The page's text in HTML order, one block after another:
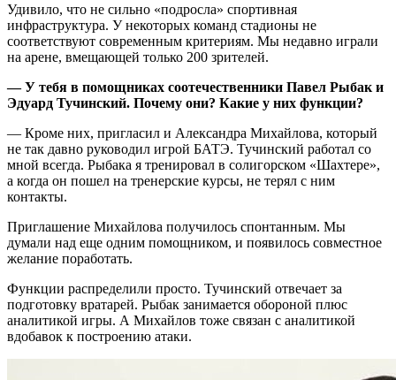
Удивило, что не сильно «подросла» спортивная
инфраструктура. У некоторых команд стадионы не
соответствуют современным критериям. Мы недавно играли
на арене, вмещающей только 200 зрителей.
— У тебя в помощниках соотечественники Павел Рыбак и
Эдуард Тучинский. Почему они? Какие у них функции?
— Кроме них, пригласил и Александра Михайлова, который
не так давно руководил игрой БАТЭ. Тучинский работал со
мной всегда. Рыбака я тренировал в солигорском «Шахтере»,
а когда он пошел на тренерские курсы, не терял с ним
контакты.
Приглашение Михайлова получилось спонтанным. Мы
думали над еще одним помощником, и появилось совместное
желание поработать.
Функции распределили просто. Тучинский отвечает за
подготовку вратарей. Рыбак занимается обороной плюс
аналитикой игры. А Михайлов тоже связан с аналитикой
вдобавок к построению атаки.